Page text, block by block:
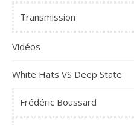
Transmission
Vidéos
White Hats VS Deep State
Frédéric Boussard